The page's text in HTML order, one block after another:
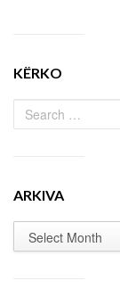
KËRKO
ARKIVA